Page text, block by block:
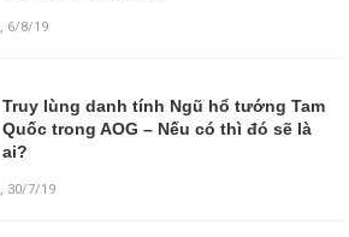
, 6/8/19
Truy lùng danh tính Ngũ hổ tướng Tam
Quốc trong AOG – Nếu có thì đó sẽ là
ai?
, 30/7/19